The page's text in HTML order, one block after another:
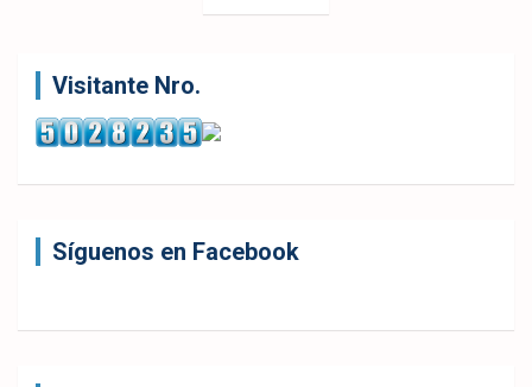
Visitante Nro.
Síguenos en Facebook